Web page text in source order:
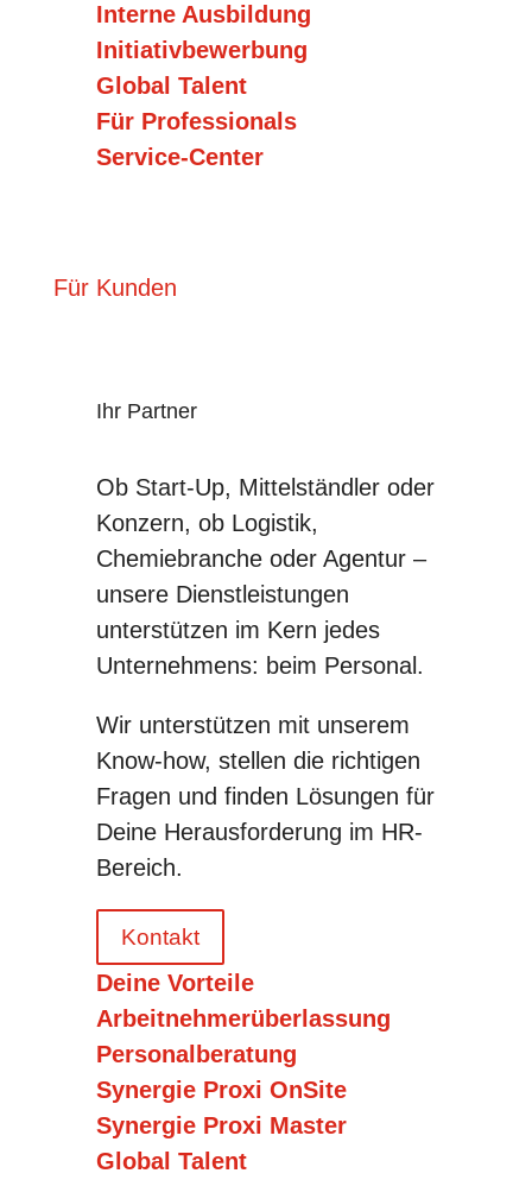
Interne Ausbildung
Initiativbewerbung
Global Talent
Für Professionals
Service-Center
Für Kunden
Ihr Partner
Ob Start-Up, Mittelständler oder
Konzern, ob Logistik,
Chemiebranche oder Agentur –
unsere Dienstleistungen
unterstützen im Kern jedes
Unternehmens: beim Personal.
Wir unterstützen mit unserem
Know-how, stellen die richtigen
Fragen und finden Lösungen für
Deine Herausforderung im HR-
Bereich.
Kontakt
Deine Vorteile
Arbeitnehmerüberlassung
Personalberatung
Synergie Proxi OnSite
Synergie Proxi Master
Global Talent